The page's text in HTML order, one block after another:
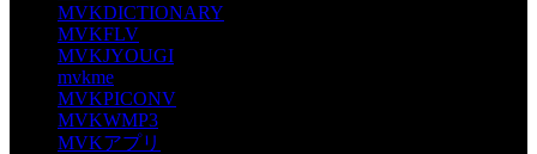
MVKDICTIONARY
MVKFLV
MVKJYOUGI
mvkme
MVKPICONV
MVKWMP3
MVKアプリ